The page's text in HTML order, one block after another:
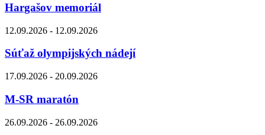
Hargašov memoriál
12.09.2026 - 12.09.2026
Súťaž olympijských nádejí
17.09.2026 - 20.09.2026
M-SR maratón
26.09.2026 - 26.09.2026